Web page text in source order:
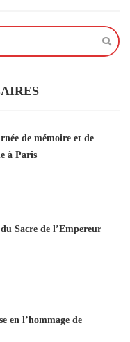
de mémoire et de
à Paris
Sacre de l’Empereur
en l’hommage de